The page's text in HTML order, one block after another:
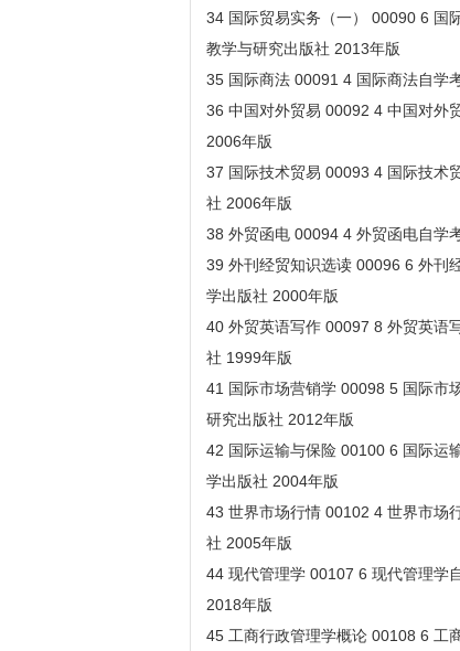
34 国际贸易实务（一） 00090 6 国
教学与研究出版社 2013年版
35 国际商法 00091 4 国际商法自学
36 中国对外贸易 00092 4 中国对外
2006年版
37 国际技术贸易 00093 4 国际技术
社 2006年版
38 外贸函电 00094 4 外贸函电自学
39 外刊经贸知识选读 00096 6 外刊
学出版社 2000年版
40 外贸英语写作 00097 8 外贸英语
社 1999年版
41 国际市场营销学 00098 5 国际市
研究出版社 2012年版
42 国际运输与保险 00100 6 国际运
学出版社 2004年版
43 世界市场行情 00102 4 世界市场
社 2005年版
44 现代管理学 00107 6 现代管理学
2018年版
45 工商行政管理学概论 00108 6 工